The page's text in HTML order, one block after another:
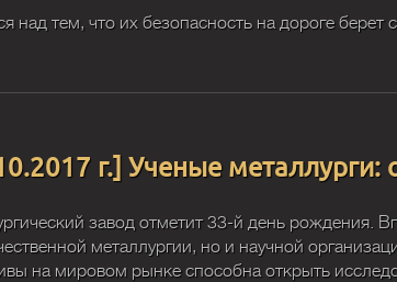
над тем, что их безопасность на дороге
г.] Ученые металлурги:
завод отметит 33-й день рождения.
металлургии, но и научной
на мировом рынке способна открыть